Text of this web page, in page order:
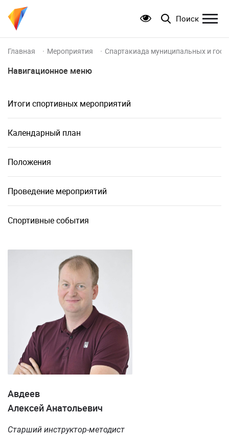
Поиск
Главная Мероприятия Спартакиада муниципальных и
Навигационное меню
Итоги спортивных мероприятий
Календарный план
Положения
Проведение мероприятий
Спортивные события
Авдеев
Алексей Анатольевич
Старший инструктор-методист